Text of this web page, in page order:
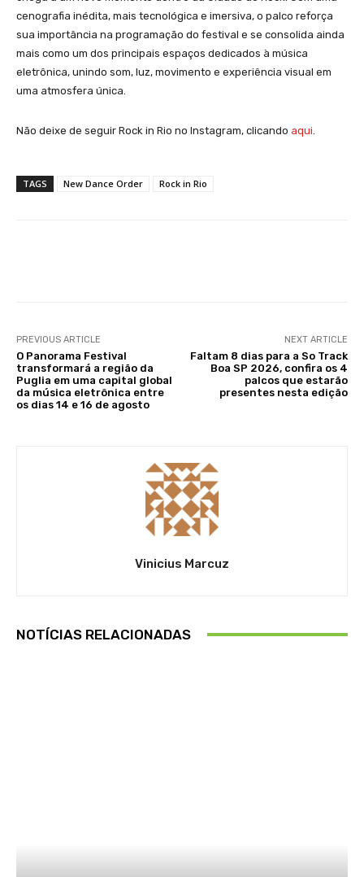
cenografia inédita, mais tecnológica e imersiva, o palco reforça
sua importância na programação do festival e se consolida ainda
mais como um dos principais espaços dedicados à música
eletrônica, unindo som, luz, movimento e experiência visual em
uma atmosfera única.
Não deixe de seguir Rock in Rio no Instagram, clicando aqui
TAGS New Dance Order Rock in Rio
PREVIOUS ARTICLE
O Panorama Festival
transformará a região da
Puglia em uma capital global
da música eletrônica entre
os dias 14 e 16 de agosto
NEXT ARTICLE
Faltam 8 dias para a So Track
Boa SP 2026, confira os 4
palcos que estarão
presentes nesta edição
Vinicius Marcuz
NOTÍCIAS RELACIONADAS